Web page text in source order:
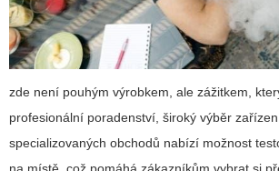
zde není pouhým výrobkem, ale zážitkem,
profesionální poradenství, široký výběr
specializovaných obchodů nabízí možnost